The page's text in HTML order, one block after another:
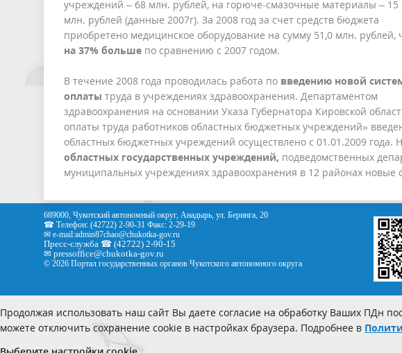
учреждений – 68 млн. рублей, на горюче-смазочные материалы – 15
млн. рублей (данные 2007г). За 2008 год за счет средств бюджета
приобретено медицинское оборудование на сумму 51,0 млн. рублей,
на 37% больше по сравнению с 2007 годом.
В течение 2008 года проводилась работа по введению новой
оплаты труда в учреждениях здравоохранения. Департаментом
здравоохранения на основании Указа Губернатора Кировской
оплаты труда работников областных бюджетных учреждений»
областных бюджетных учреждений осуществлено с 01.01.2009
областных государственных учреждений, подведомственных
муниципальных учреждениях здравоохранения в 12 районах новые
689000, Чукотский автономный округ, Анадырь, ул. Беринга, 20
☎ Телефон: (42722) 2-90-31 Факс: 2-29-19
✉ e-mail:admin87chao@chukotka-gov.ru
Пресс-служба ☎ (42722) 2-90-15
✉ pressoffice@chukotka-gov.ru
© 2026 Портал государственных органов Чукотского автономного округа
Продолжая использовать наш сайт Вы даете согласие на обработку Ваших ПДн
можете отключить сохранение cookie в настройках браузера. Подробнее в